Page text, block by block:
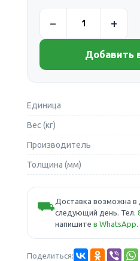
Добавить
Единица
Вес (кг)
Производитель
Толщина (мм)
⛟Доставка возможна в
следующий день. Тел.
напишите в WhatsApp.
Поделиться: